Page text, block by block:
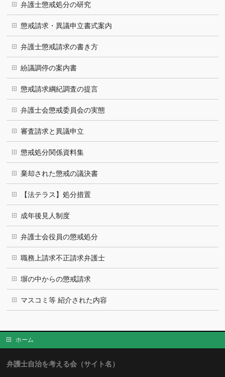
弁護士懲戒処分の研究
懲戒請求・異議申立書式案内
弁護士懲戒請求の書き方
紛議調停の案内書
懲戒請求綱紀調査の提言
弁護士会懲戒委員会の実態
審査請求と異議申立
懲戒処分関係資料集
棄却された懲戒の議決書
【法テラス】処分措置
成年後見人制度
弁護士会役員の懲戒処分
職務上請求不正請求弁護士
塀の中からの懲戒請求
マスコミ等 紹介された内容
ホーム
弁護士自治を考える会（サイト名）